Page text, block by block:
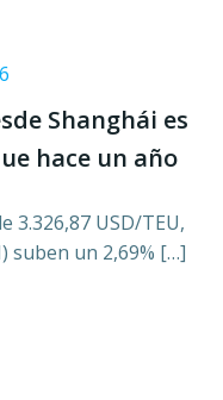
Shanghái es
hace un año
3.326,87 USD/TEU,
suben un 2,69% […]